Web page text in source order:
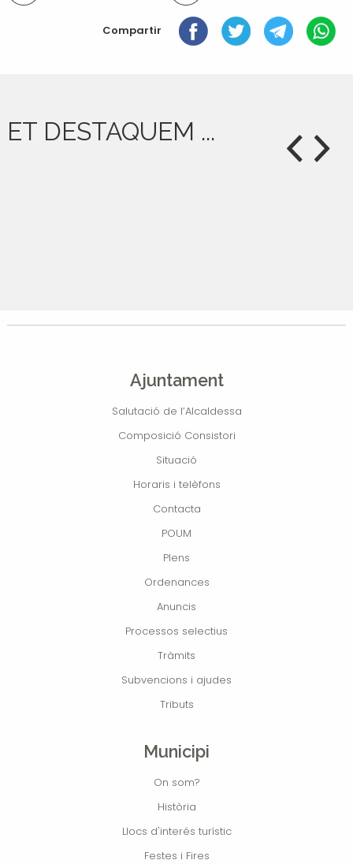
Compartir
ET DESTAQUEM ...
Ajuntament
Salutació de l’Alcaldessa
Composició Consistori
Situació
Horaris i telèfons
Contacta
POUM
Plens
Ordenances
Anuncis
Processos selectius
Tràmits
Subvencions i ajudes
Tributs
Municipi
On som?
Història
Llocs d'interés turístic
Festes i Fires